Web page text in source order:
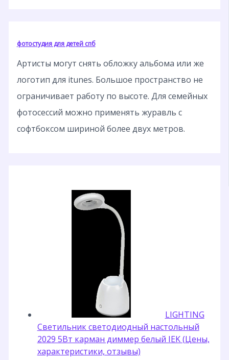
фотостудия для детей спб
Артисты могут снять обложку альбома или же
логотип для itunes. Большое пространство не
ограничивает работу по высоте. Для семейных
фотосессий можно применять журавль с
софтбоксом шириной более двух метров.
LIGHTING
Светильник светодиодный настольный
2029 5Вт карман диммер белый IEK (Цены,
характеристики, отзывы)